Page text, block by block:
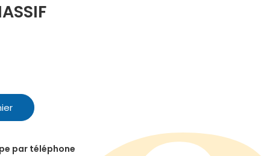
par téléphone